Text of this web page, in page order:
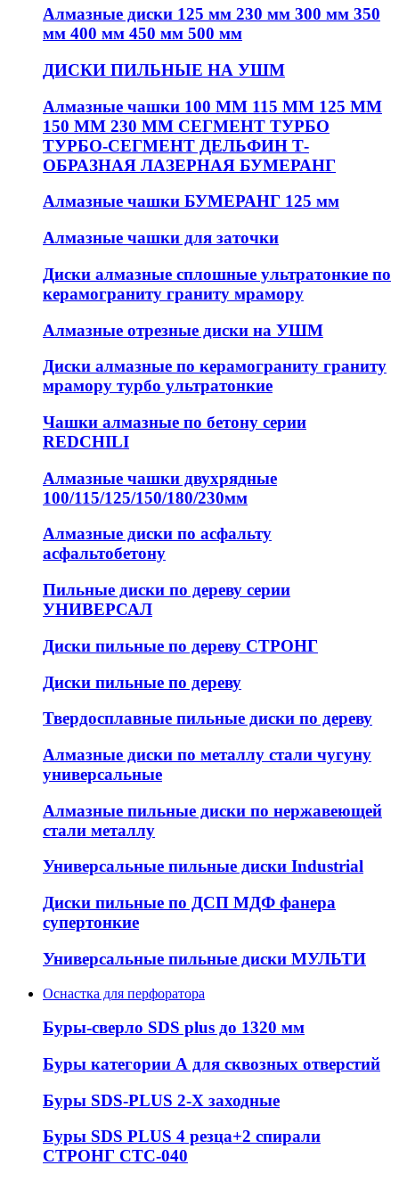
Алмазные диски 125 мм 230 мм 300 мм 350
мм 400 мм 450 мм 500 мм
ДИСКИ ПИЛЬНЫЕ НА УШМ
Алмазные чашки 100 ММ 115 ММ 125 ММ
150 ММ 230 ММ СЕГМЕНТ ТУРБО
ТУРБО-СЕГМЕНТ ДЕЛЬФИН Т-
ОБРАЗНАЯ ЛАЗЕРНАЯ БУМЕРАНГ
Алмазные чашки БУМЕРАНГ 125 мм
Алмазные чашки для заточки
Диски алмазные сплошные ультратонкие по
керамограниту граниту мрамору
Алмазные отрезные диски на УШМ
Диски алмазные по керамограниту граниту
мрамору турбо ультратонкие
Чашки алмазные по бетону серии
REDCHILI
Алмазные чашки двухрядные
100/115/125/150/180/230мм
Алмазные диски по асфальту
асфальтобетону
Пильные диски по дереву серии
УНИВЕРСАЛ
Диски пильные по дереву СТРОНГ
Диски пильные по дереву
Твердосплавные пильные диски по дереву
Алмазные диски по металлу стали чугуну
универсальные
Алмазные пильные диски по нержавеющей
стали металлу
Универсальные пильные диски Industrial
Диски пильные по ДСП МДФ фанера
супертонкие
Универсальные пильные диски МУЛЬТИ
Оснастка для перфоратора
Буры-сверло SDS plus до 1320 мм
Буры категории А для сквозных отверстий
Буры SDS-PLUS 2-Х заходные
Буры SDS PLUS 4 резца+2 спирали
СТРОНГ СТС-040